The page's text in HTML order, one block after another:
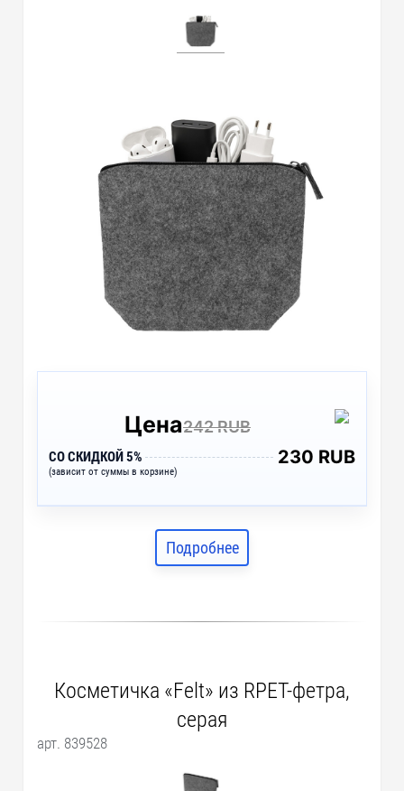
Цена242 RUB
СО СКИДКОЙ 5%
(зависит от суммы в корзине)
230 RUB
Подробнее
Косметичка «Felt» из RPET-фетра,
серая
арт. 839528